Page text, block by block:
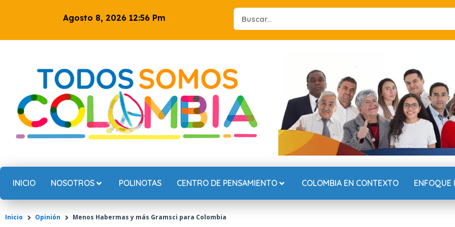
Agosto 8, 2026 12:56 Pm
Search
...
INICIO NOSOTROS POLINOTAS CENTRO DE PENSAMIENTO COLOMBIA EN CONTEXTO ENFOQUE
Inicio Opinión Menos Habermas y más Gramsci para Colombia